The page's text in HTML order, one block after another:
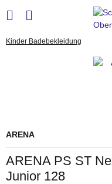
Kinder Badebekleidung
ARENA
ARENA PS ST
Junior 128